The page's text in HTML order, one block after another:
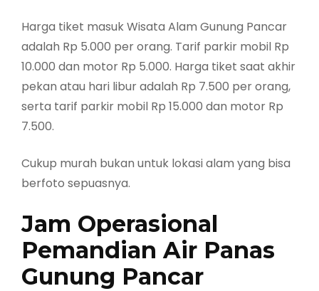
Harga tiket masuk Wisata Alam Gunung Pancar
adalah Rp 5.000 per orang. Tarif parkir mobil Rp
10.000 dan motor Rp 5.000. Harga tiket saat akhir
pekan atau hari libur adalah Rp 7.500 per orang,
serta tarif parkir mobil Rp 15.000 dan motor Rp
7.500.
Cukup murah bukan untuk lokasi alam yang bisa
berfoto sepuasnya.
Jam Operasional
Pemandian Air Panas
Gunung Pancar